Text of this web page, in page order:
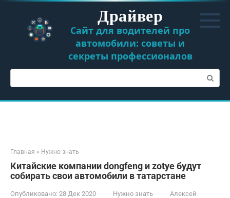
Перейти
контенту
Драйвер
Сайт для водителей про
автомобили: советы и
секреты профессионалов
Поиск:
Главная » Нужно знать
Китайские компании dongfeng и zotye будут
собирать свои автомобили в татарстане
Опубликовано: 28 Дек 2020 Нужно знать
Алексей